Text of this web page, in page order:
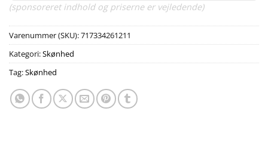
(sponsoreret indhold og priserne er vejledende)
Varenummer (SKU):717334261211
Kategori:Skønhed
Tag:Skønhed